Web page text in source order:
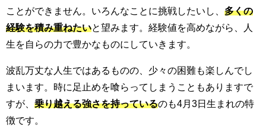
ことができません。いろんなことに挑戦したいし、 多くの
経験を積み重ねたいと望みます。経験値を高めながら、人
生を自らの力で豊かなものにしていきます。
波乱万丈な人生ではあるものの、少々の困難も楽しんでし
まいます。時に足止めを喰らってしまうこともありますで
すが、 乗り越える強さを持っているのも4月3日生まれの特
徴です。